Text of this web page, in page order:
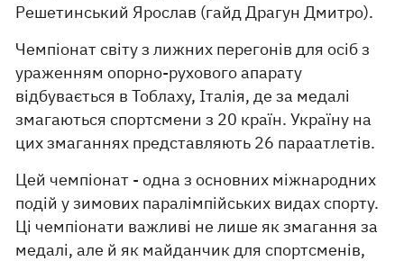
Решетинський Ярослав (гайд Драгун Дмитро).
Чемпіонат світу з лижних перегонів для осіб з
ураженням опорно-рухового апарату
відбувається в Тоблаху, Італія, де за медалі
змагаються спортсмени з 20 країн. Україну на
цих змаганнях представляють 26 параатлетів.
Цей чемпіонат - одна з основних міжнародних
подій у зимових паралімпійських видах спорту.
Ці чемпіонати важливі не лише як змагання за
медалі, але й як майданчик для спортсменів,